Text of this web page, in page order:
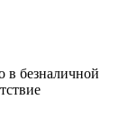
в безналичной